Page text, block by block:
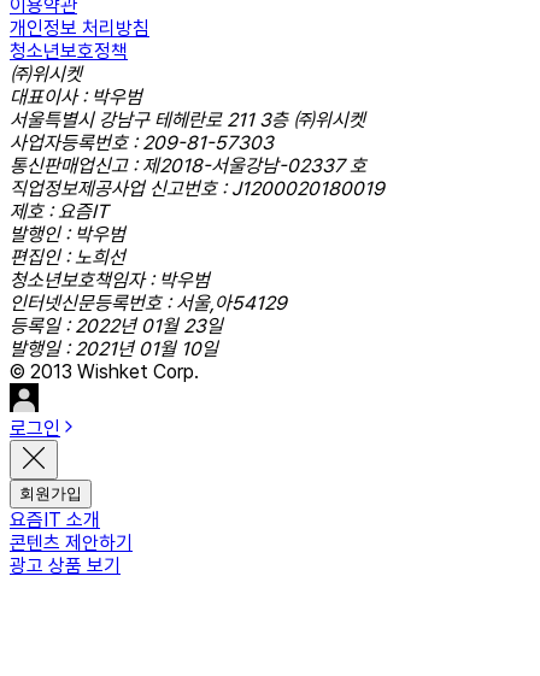
이용약관
개인정보 처리방침
청소년보호정책
㈜위시켓
대표이사 : 박우범
서울특별시 강남구 테헤란로 211 3층 ㈜위시켓
사업자등록번호 : 209-81-57303
통신판매업신고 : 제2018-서울강남-02337 호
직업정보제공사업 신고번호 : J1200020180019
제호 : 요즘IT
발행인 : 박우범
편집인 : 노희선
청소년보호책임자 : 박우범
인터넷신문등록번호 : 서울,아54129
등록일 : 2022년 01월 23일
발행일 : 2021년 01월 10일
© 2013 Wishket Corp.
로그인
회원가입
요즘IT 소개
콘텐츠 제안하기
광고 상품 보기